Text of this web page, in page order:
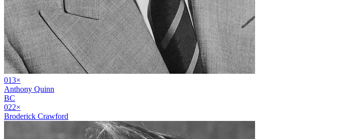
013×
Anthony Quinn
BC
022×
Broderick Crawford